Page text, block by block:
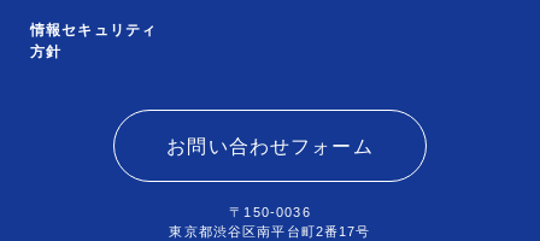
情報セキュリティ
方針
お問い合わせフォーム
〒150-0036
東京都渋谷区南平台町2番17号